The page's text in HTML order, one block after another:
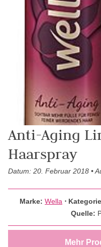
Anti-Aging
Haarspray
Datum: 20. Februar 2018 •
Marke: Wella ⋅
Quelle:
Mehr